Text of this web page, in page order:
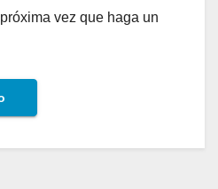
vez que haga un